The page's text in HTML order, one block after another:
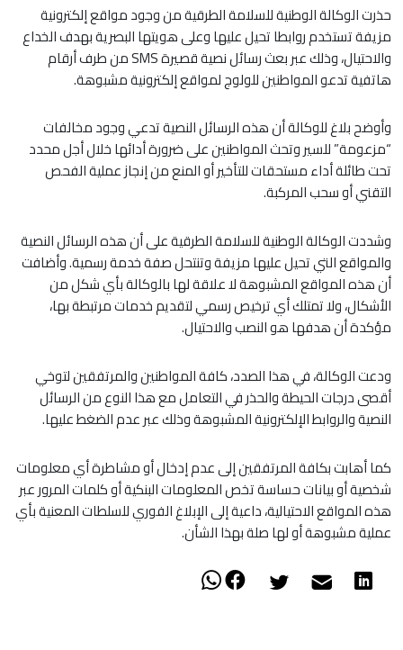
حذرت الوكالة الوطنية للسلامة الطرقية من وجود مواقع إلكترونية
مزيفة تستخدم روابطا تحيل عليها وعلى هويتها البصرية بهدف الخداع
والاحتيال، وذلك عبر بعث رسائل نصية قصيرة SMS من طرف أرقام
هاتفية تدعو المواطنين للولوج لمواقع إلكترونية مشبوهة.
وأوضح بلاغ للوكالة أن هذه الرسائل النصية تدعي وجود مخالفات
“مزعومة” للسير وتحث المواطنين على ضرورة أدائها خلال أجل محدد
تحت طائلة أداء مستحقات للتأخير أو المنع من إنجاز عملية الفحص
التقني أو سحب المركبة.
وشددت الوكالة الوطنية للسلامة الطرقية على أن هذه الرسائل النصية
والمواقع التي تحيل عليها مزيفة وتنتحل صفة خدمة رسمية. وأضافت
أن هذه المواقع المشبوهة لا علاقة لها بالوكالة بأي شكل من
الأشكال، ولا تمتلك أي ترخيص رسمي لتقديم خدمات مرتبطة بها،
مؤكدة أن هدفها هو النصب والاحتيال.
ودعت الوكالة، في هذا الصدد، كافة المواطنين والمرتفقين لتوخي
أقصى درجات الحيطة والحذر في التعامل مع هذا النوع من الرسائل
النصية والروابط الإلكترونية المشبوهة وذلك عبر عدم الضغط عليها.
كما أهابت بكافة المرتفقين إلى عدم إدخال أو مشاطرة أي معلومات
شخصية أو بيانات حساسة تخص المعلومات البنكية أو كلمات المرور عبر
هذه المواقع الاحتيالية، داعية إلى الإبلاغ الفوري للسلطات المعنية بأي
عملية مشبوهة أو لها صلة بهذا الشأن.